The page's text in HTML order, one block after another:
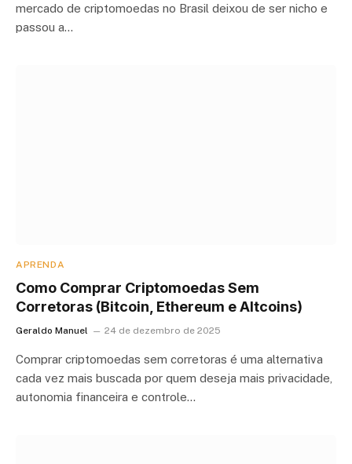
mercado de criptomoedas no Brasil deixou de ser nicho e
passou a…
APRENDA
Como Comprar Criptomoedas Sem
Corretoras (Bitcoin, Ethereum e Altcoins)
Geraldo Manuel 24 de dezembro de 2025
Comprar criptomoedas sem corretoras é uma alternativa
cada vez mais buscada por quem deseja mais privacidade,
autonomia financeira e controle…